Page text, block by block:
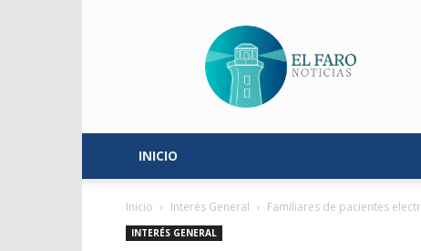
Faro
Noticias
INICIO
Inicio Interés General Familiares de pacientes
INTERÉS GENERAL